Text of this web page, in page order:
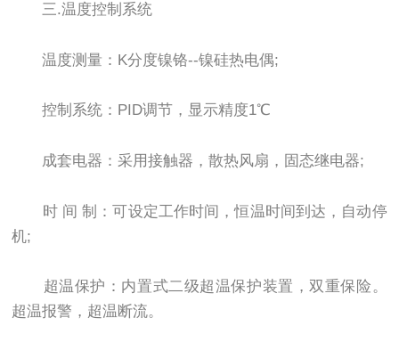
三.温度控制系统
温度测量：K分度镍铬--镍硅热电偶;
控制系统：PID调节，显示精度1℃
成套电器：采用接触器，散热风扇，固态继电器;
时 间 制：可设定工作时间，恒温时间到达，自动停
机;
超温保护：内置式二级超温保护装置，双重保险。
超温报警，超温断流。